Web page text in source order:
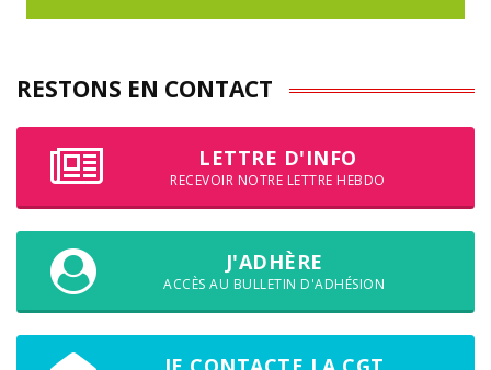
RESTONS EN CONTACT
LETTRE D'INFO
RECEVOIR NOTRE LETTRE HEBDO
J'ADHÈRE
ACCÈS AU BULLETIN D'ADHÉSION